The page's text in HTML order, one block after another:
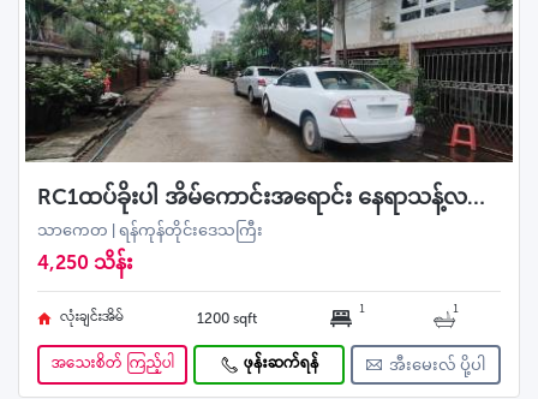
RC1ထပ်ခိုးပါ အိမ်ကောင်းအရောင်း နေရာသန့်လမ်းကျယ် ဧရာဝဏ်လမ်းမကြီးတည့်ပေါက်
သာကေတ | ရန်ကုန်တိုင်းဒေသကြီး
4,250 သိန်း
လုံးချင်းအိမ် 1200 sqft 1 1
အသေးစိတ် ကြည့်ပါ ဖုန်းဆက်ရန် အီးမေးလ် ပို့ပါ